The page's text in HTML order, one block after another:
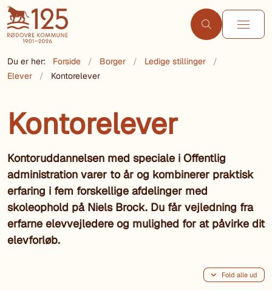
Du er her: Forside Borger
Ledige stillinger
Elever
Kontorelever
Kontorelever
Kontoruddannelsen med speciale i Offentlig
administration varer to år og kombinerer praktisk
erfaring i fem forskellige afdelinger med
skoleophold på Niels Brock. Du får vejledning fra
erfarne elevvejledere og mulighed for at påvirke dit
elevforløb.
Fold alle ud